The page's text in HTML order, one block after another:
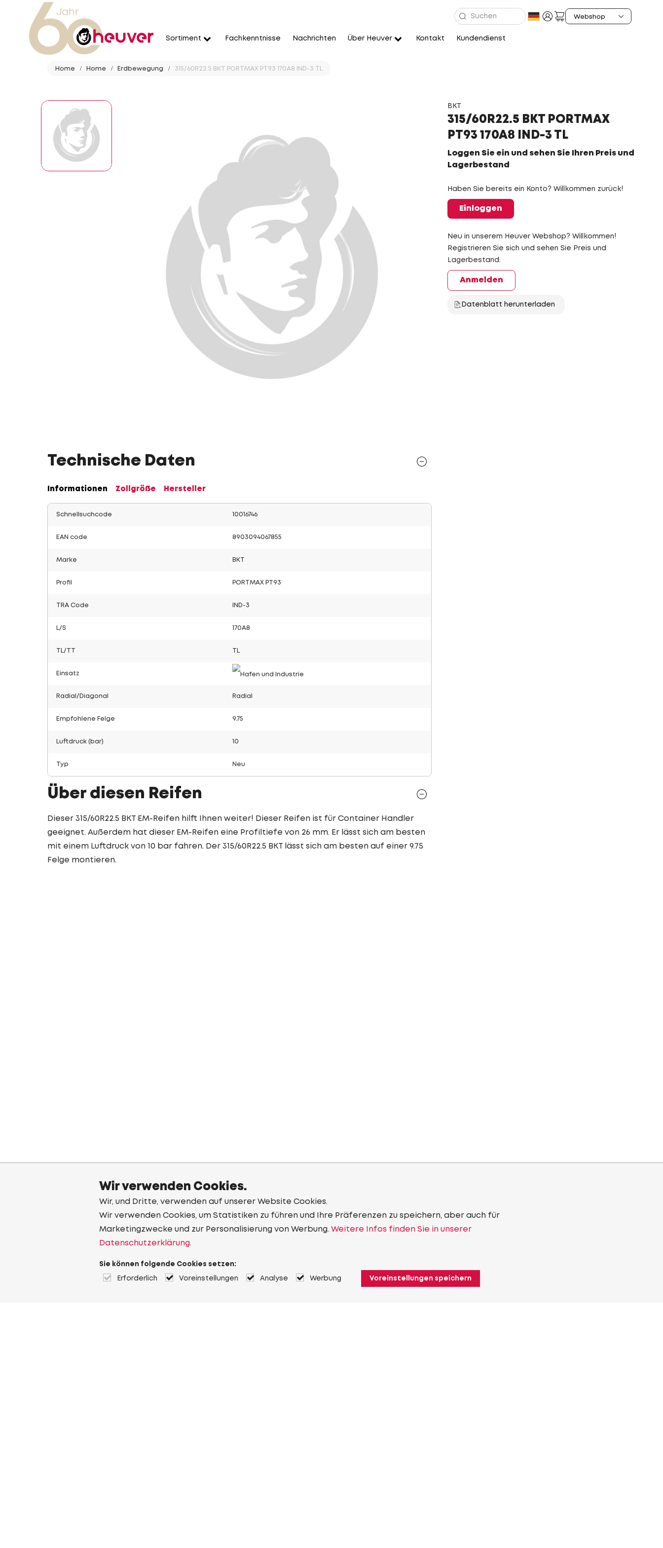
Sortiment Fachkenntnisse Nachrichten Über Heuver Kontakt Kundendienst
Home Home Erdbewegung 315/60R22.5 BKT PORTMAX PT93 170A8 IND-3 TL
BKT
315/60R22.5 BKT PORTMAX
PT93 170A8 IND-3 TL
Loggen Sie ein und sehen Sie Ihren Preis und
Lagerbestand
Haben Sie bereits ein Konto? Willkommen zurück!
Einloggen
Neu in unserem Heuver Webshop? Willkommen!
Registrieren Sie sich und sehen Sie Preis und
Lagerbestand.
Anmelden
Datenblatt herunterladen
Technische Daten
Informationen Zollgröße Hersteller
Schnellsuchcode 10016746
EAN code 8903094067855
Marke BKT
Profil PORTMAX PT93
TRA Code IND-3
L/S 170A8
TL/TT
Einsatz
Radial/Diagonal Radial
Empfohlene Felge 9.75
Luftdruck (bar) 10
Typ Neu
Über diesen Reifen
Dieser 315/60R22.5 BKT EM-Reifen hilft Ihnen weiter! Dieser Reifen ist für Container Handler
geeignet. Außerdem hat dieser EM-Reifen eine Profiltiefe von 26 mm. Er lässt sich am besten
mit einem Luftdruck von 10 bar fahren. Der 315/60R22.5 BKT lässt sich am besten auf einer 9.75
Felge montieren.
Wir verwenden Cookies.
Wir, und Dritte, verwenden auf unserer Website Cookies.
Wir verwenden Cookies, um Statistiken zu führen und Ihre Präferenzen zu speichern, aber auch für
Marketingzwecke und zur Personalisierung von Werbung. Weitere Infos finden Sie in unserer
Datenschutzerklärung.
Sie können folgende Cookies setzen:
Erforderlich Voreinstellungen Analyse Werbung Voreinstellungen speichern